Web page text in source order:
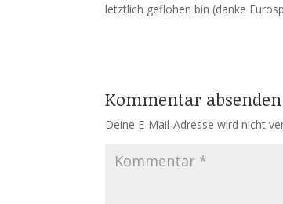
letztlich geflohen bin (danke
Kommentar absenden
Deine E-Mail-Adresse wird nicht